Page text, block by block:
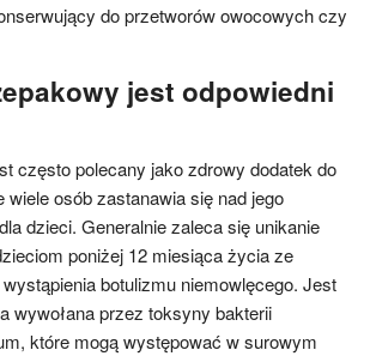
do przetworów owocowych czy
jest odpowiedni
często polecany jako zdrowy dodatek do
wiele osób zastanawia się nad jego
dzieci. Generalnie zaleca się unikanie
poniżej 12 miesiąca życia ze
botulizmu niemowlęcego. Jest
wywołana przez toksyny bakterii
które mogą występować w surowym